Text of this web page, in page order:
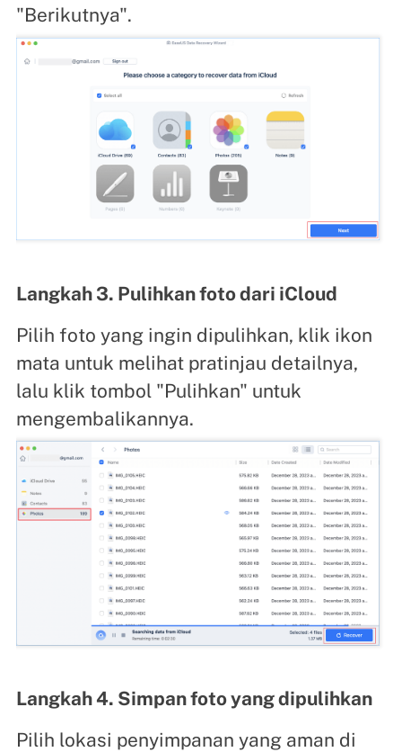
"Berikutnya".
Langkah 3. Pulihkan foto dari iCloud
Pilih foto yang ingin dipulihkan, klik ikon
mata untuk melihat pratinjau detailnya,
lalu klik tombol "Pulihkan" untuk
mengembalikannya.
Langkah 4. Simpan foto yang dipulihkan
Pilih lokasi penyimpanan yang aman di